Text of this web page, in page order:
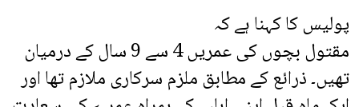
پولیس کا کہنا ہے کہ
مقتول بچوں کی عمریں 4 سے 9 سال کے درمیان
تھیں۔ ذرائع کے مطابق ملزم سرکاری ملازم تھا اور